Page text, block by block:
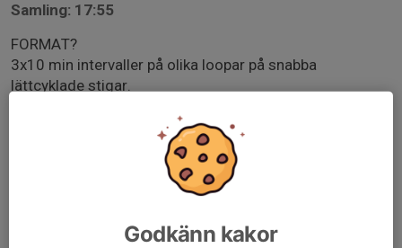
Samling: 17:55
FORMAT?
3x10 min intervaller på olika loopar på snabba
lättcyklade stigar.
Alla är välkomna att vara med oavsett om du är
klubbmedlem eller ej. Denna träning riktar sig till äldre
eller på Halmstad MTBs Facebook-sida.
Godkänn kakor